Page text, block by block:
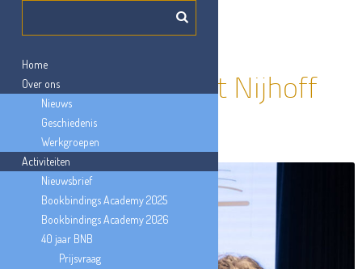
Nawoord Elizabet Nijhoff
Asser
Home
Over ons
Nieuws
Geschiedenis
Werkgroepen
Activiteiten
Nieuwsbrief
Bookbindings Academy 2025
Bookbindings Academy 2026
40 jaar BNB
Prijsvraag